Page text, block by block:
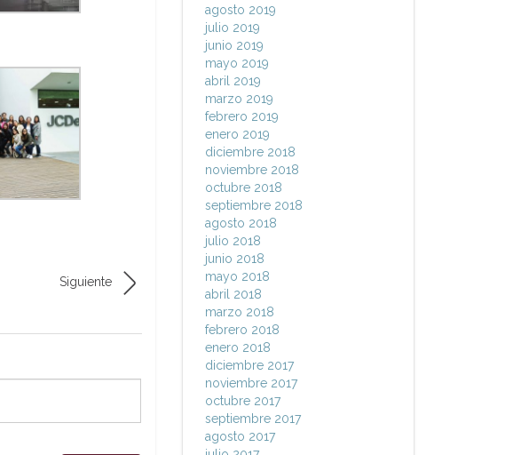
Siguiente
agosto 2019
julio 2019
junio 2019
mayo 2019
abril 2019
marzo 2019
febrero 2019
enero 2019
diciembre 2018
noviembre 2018
octubre 2018
septiembre 2018
agosto 2018
julio 2018
junio 2018
mayo 2018
abril 2018
marzo 2018
febrero 2018
enero 2018
diciembre 2017
noviembre 2017
octubre 2017
septiembre 2017
agosto 2017